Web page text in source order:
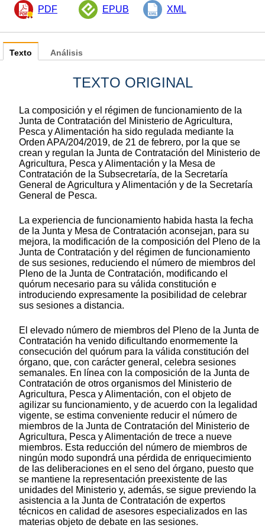
PDF EPUB XML
Texto
TEXTO ORIGINAL
La composición y el régimen de funcionamiento de la
Junta de Contratación del Ministerio de Agricultura,
Pesca y Alimentación ha sido regulada mediante la
Orden APA/204/2019, de 21 de febrero, por la que se
crean y regulan la Junta de Contratación del Ministerio de
Agricultura, Pesca y Alimentación y la Mesa de
Contratación de la Subsecretaría, de la Secretaría
General de Agricultura y Alimentación y de la Secretaría
General de Pesca.
La experiencia de funcionamiento habida hasta la fecha
de la Junta y Mesa de Contratación aconsejan, para su
mejora, la modificación de la composición del Pleno de la
Junta de Contratación y del régimen de funcionamiento
de sus sesiones, reduciendo el número de miembros del
Pleno de la Junta de Contratación, modificando el
quórum necesario para su válida constitución e
introduciendo expresamente la posibilidad de celebrar
sus sesiones a distancia.
El elevado número de miembros del Pleno de la Junta de
Contratación ha venido dificultando enormemente la
consecución del quórum para la válida constitución del
órgano, que, con carácter general, celebra sesiones
semanales. En línea con la composición de la Junta de
Contratación de otros organismos del Ministerio de
Agricultura, Pesca y Alimentación, con el objeto de
agilizar su funcionamiento, y de acuerdo con la legalidad
vigente, se estima conveniente reducir el número de
miembros de la Junta de Contratación del Ministerio de
Agricultura, Pesca y Alimentación de trece a nueve
miembros. Esta reducción del número de miembros de
ningún modo supondrá una pérdida de enriquecimiento
de las deliberaciones en el seno del órgano, puesto que
se mantiene la representación preexistente de las
unidades del Ministerio y, además, se sigue previendo la
asistencia a la Junta de Contratación de expertos
técnicos en calidad de asesores especializados en las
materias objeto de debate en las sesiones.
Análisis